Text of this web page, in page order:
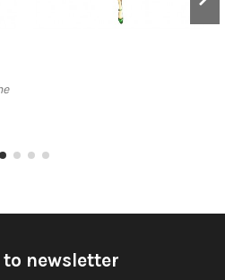
newsletter